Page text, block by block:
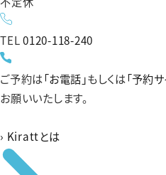
TEL0120-118-240
ご予約は「お電話」もしくは「予約サ
お願いいたします。
› Kirattとは